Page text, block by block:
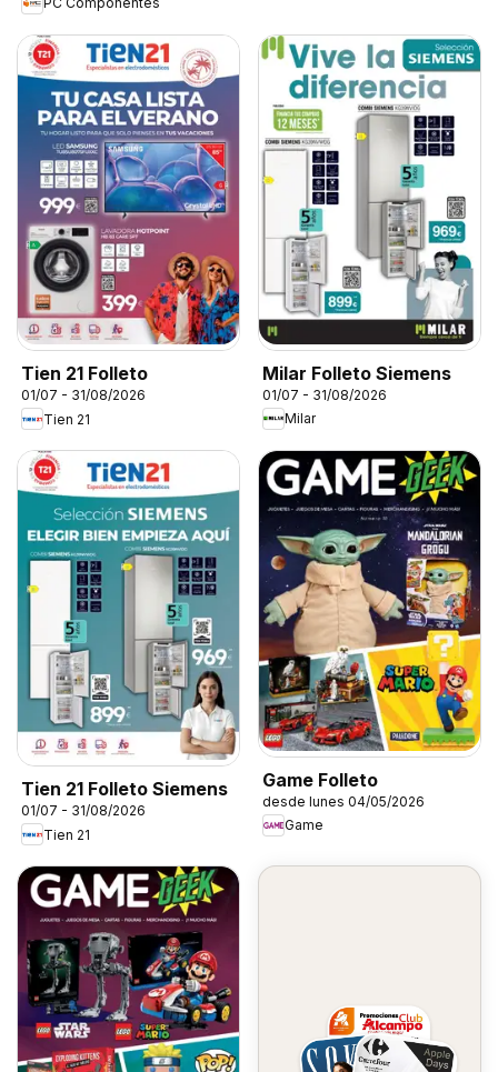
Tien 21 Folleto
01/07 - 31/08/2026
Tien 21
Milar Folleto Siemens
01/07 - 31/08/2026
Milar
Tien 21 Folleto Siemens
01/07 - 31/08/2026
Tien 21
Game Folleto
desde lunes 04/05/2026
Game